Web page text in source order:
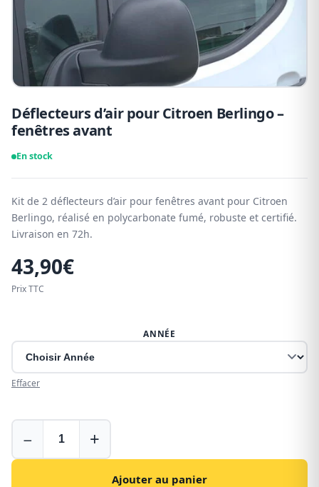
Déflecteurs d’air pour Citroen Berlingo –
fenêtres avant
En stock
Kit de 2 déflecteurs d’air pour fenêtres avant pour Citroen
Berlingo, réalisé en polycarbonate fumé, robuste et certifié.
Livraison en 72h.
43,90€
Prix TTC
ANNÉE
Effacer
d’air
pour
− +
Ajouter au panier